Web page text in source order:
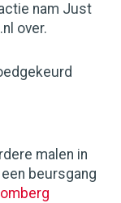
nam Just
over.
malen in
beursgang